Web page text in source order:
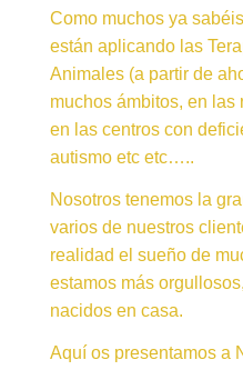
Como muchos ya
están aplicando las
Animales (a partir de
muchos ámbitos, en
en las centros con
autismo etc etc…..
Nosotros tenemos la
varios de nuestros
realidad el sueño de
estamos más
nacidos en casa.
Aquí os presentamos a